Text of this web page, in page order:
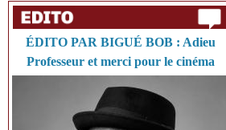
ÉDITO PAR BIGUÉ BOB : Adieu
Professeur et merci pour le cinéma